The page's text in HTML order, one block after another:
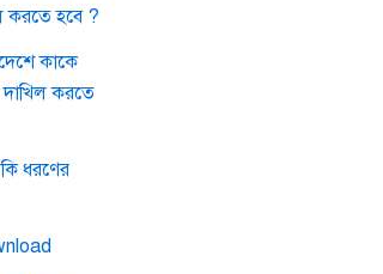
করতে হবে ?
কাকে
করতে
ধরণের